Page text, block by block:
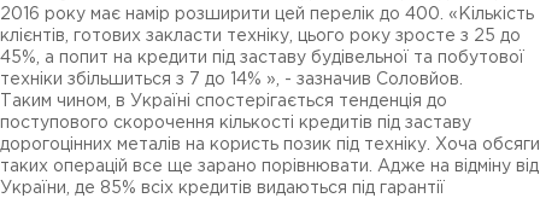
2016 року має намір розширити цей перелік до 400. «Кількість
клієнтів, готових закласти техніку, цього року зросте з 25 до
45%, а попит на кредити під заставу будівельної та побутової
техніки збільшиться з 7 до 14% », - зазначив Соловйов.
Таким чином, в Україні спостерігається тенденція до
поступового скорочення кількості кредитів під заставу
дорогоцінних металів на користь позик під техніку. Хоча обсяги
таких операцій все ще зарано порівнювати. Адже на відміну від
України, де 85% всіх кредитів видаються під гарантії